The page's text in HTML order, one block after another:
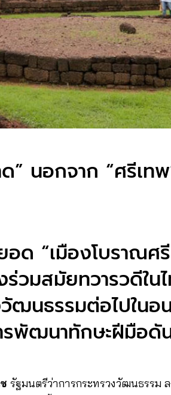
” นอกจาก “ศรีเท
ด “เมืองโบราณศ
วมสมัยทวารวดีใน
วัฒนธรรมต่อไปใน
รพัฒนาทักษะฝีมือ
รัฐมนตรีว่าการกระทรวงวัฒนธรรม